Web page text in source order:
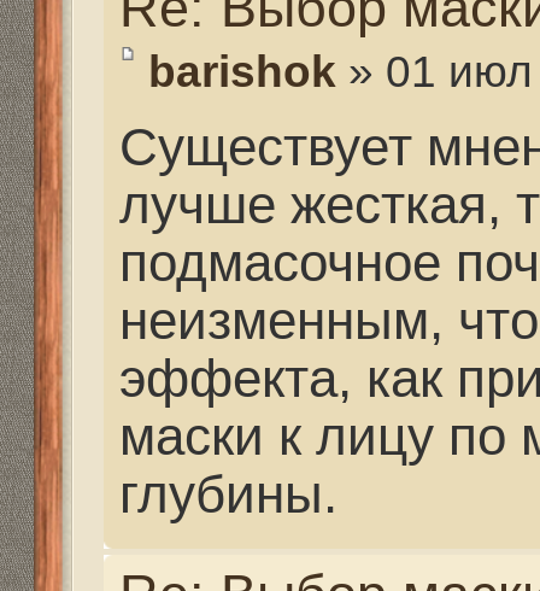
пространство как ни
Если бы это
проффридаверы
такими масками.
Личное мое мнение
опыте чем глубже
метров, тем меньше
пространство
малых реках до 5-6
взгляд вообще не
А так конечно в
шаблонов,
должно быть